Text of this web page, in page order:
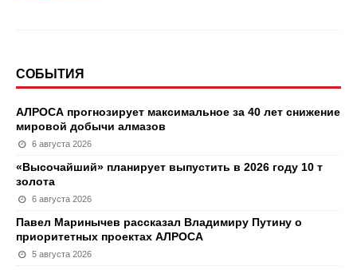
СОБЫТИЯ
АЛРОСА прогнозирует максимальное за 40 лет снижение
мировой добычи алмазов
6 августа 2026
«Высочайший» планирует выпустить в 2026 году 10 т
золота
6 августа 2026
Павел Маринычев рассказал Владимиру Путину о
приоритетных проектах АЛРОСА
5 августа 2026